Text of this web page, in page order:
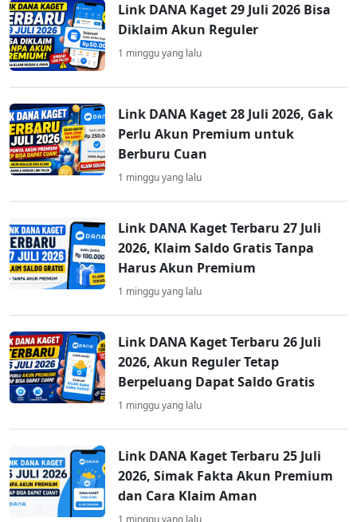
Link DANA Kaget 29 Juli 2026 Bisa
Diklaim Akun Reguler
1 minggu yang lalu
Link DANA Kaget 28 Juli 2026, Gak
Perlu Akun Premium untuk
Berburu Cuan
1 minggu yang lalu
Link DANA Kaget Terbaru 27 Juli
2026, Klaim Saldo Gratis Tanpa
Harus Akun Premium
1 minggu yang lalu
Link DANA Kaget Terbaru 26 Juli
2026, Akun Reguler Tetap
Berpeluang Dapat Saldo Gratis
1 minggu yang lalu
Link DANA Kaget Terbaru 25 Juli
2026, Simak Fakta Akun Premium
dan Cara Klaim Aman